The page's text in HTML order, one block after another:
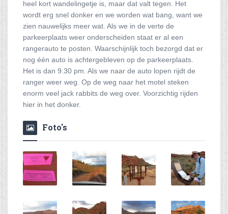
heel kort wandelingetje is, maar dat valt tegen. Het
wordt erg snel donker en we worden wat bang, want we
zien nauwelijks meer wat. Als we in de verte de
parkeerplaats weer onderscheiden staat er al een
rangerauto te posten. Waarschijnlijk toch bezorgd dat er
nog één auto is achtergebleven op de parkeerplaats.
Het is dan 9.30 pm. Als we naar de auto lopen rijdt de
ranger weer weg. Op de weg naar het motel steken
enorm veel jack rabbits de weg over. Voorzichtig rijden
hier in het donker.
Foto's